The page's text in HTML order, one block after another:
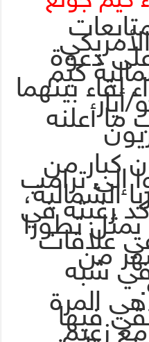
دعوة
كيم
لقاء بينهما
أعلنه
كبار من
إلى ترامب
الشمالية،
رغبته في
يمثل تطورا
علاقات
من
في شبه
المرة
فيها
زعيم